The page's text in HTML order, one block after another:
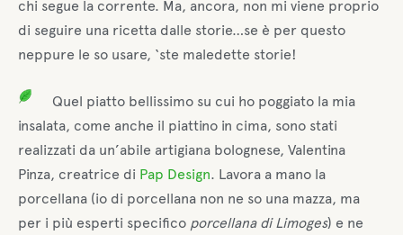
chi segue la corrente. Ma, ancora, non mi viene proprio
di seguire una ricetta dalle storie…se è per questo
neppure le so usare, ‘ste maledette storie!
Quel piatto bellissimo su cui ho poggiato la mia
insalata, come anche il piattino in cima, sono stati
realizzati da un’abile artigiana bolognese, Valentina
Pinza, creatrice di Pap Design. Lavora a mano la
porcellana (io di porcellana non ne so una mazza, ma
per i più esperti specifico porcellana di Limoges) e ne